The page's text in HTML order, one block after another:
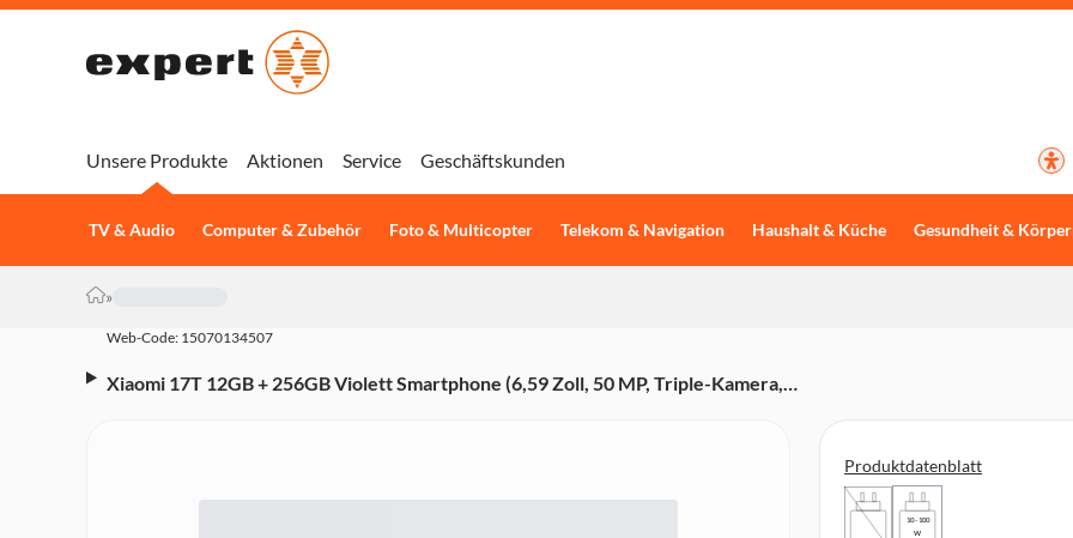
Unsere Produkte
TV & Audio Computer & Zubehör Foto & Multicopter Telekom & Navigation Haushalt & Küche Gesundheit &
Aktionen Service Geschäftskunden
»
Web-Code: 15070134507
Xiaomi 17T 12GB + 256GB Violett Smartphone (6,59 Zoll, 50 MP, Triple-Kamera,
Produktdatenblatt
10 - 100
W